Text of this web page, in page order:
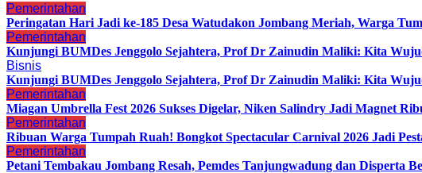
Pemerintahan
Peringatan Hari Jadi ke-185 Desa Watudakon Jombang Meriah, Warga
Pemerintahan
Kunjungi BUMDes Jenggolo Sejahtera, Prof Dr Zainudin Maliki: Kita
Bisnis
Kunjungi BUMDes Jenggolo Sejahtera, Prof Dr Zainudin Maliki: Kita
Pemerintahan
Miagan Umbrella Fest 2026 Sukses Digelar, Niken Salindry Jadi Magnet
Pemerintahan
Ribuan Warga Tumpah Ruah! Bongkot Spectacular Carnival 2026 Jadi
Pemerintahan
Petani Tembakau Jombang Resah, Pemdes Tanjungwadung dan Disperta